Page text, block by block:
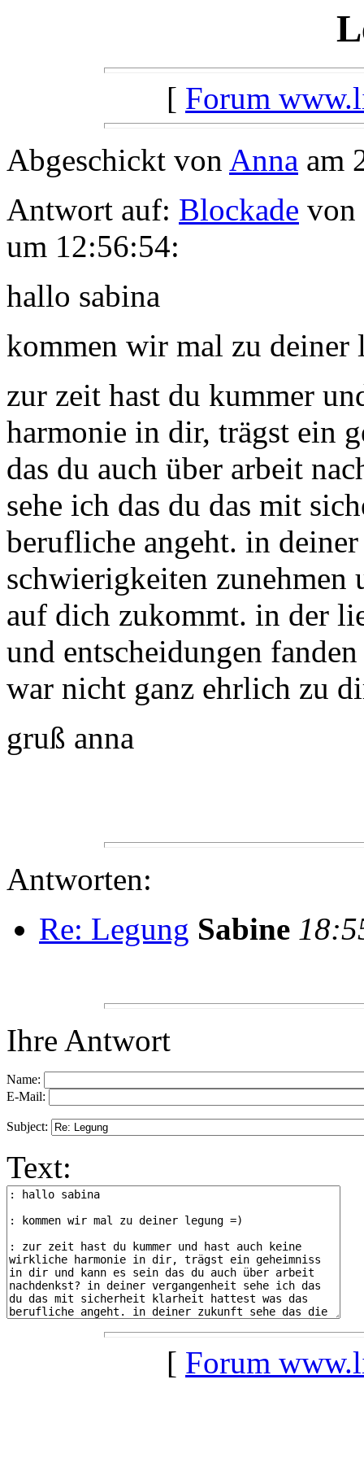
[ Forum
Abgeschickt von Anna am
Antwort auf: Blockade von
um 12:56:54:
hallo sabina
kommen wir mal zu deiner
zur zeit hast du kummer
harmonie in dir, trägst ein
das du auch über arbeit
sehe ich das du das mit
berufliche angeht. in
schwierigkeiten
auf dich zukommt. in der
und entscheidungen
war nicht ganz ehrlich zu
gruß anna
Antworten:
Re: Legung Sabine
Ihre Antwort
Name:
E-Mail:
Subject:
Text:
[ Forum